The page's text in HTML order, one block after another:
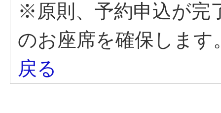
※原則、予約申込が完
のお座席を確保します
戻る